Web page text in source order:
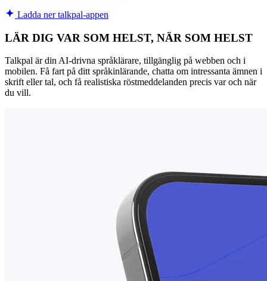
Ladda ner talkpal-appen
LÄR DIG VAR SOM HELST, NÄR SOM HELST
Talkpal är din AI-drivna språklärare, tillgänglig på webben och i
mobilen. Få fart på ditt språkinlärande, chatta om intressanta ämnen i
skrift eller tal, och få realistiska röstmeddelanden precis var och när
du vill.